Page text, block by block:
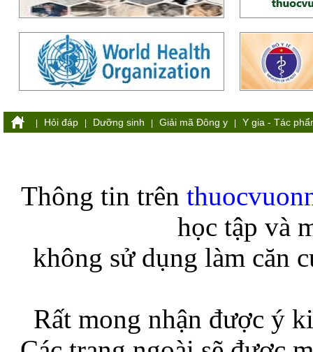
| Hỏi đáp | Dưỡng sinh | Giải mã Đông y | Y gia - Tác
Thông tin trên
học tập và
không sử dụng làm căn
Rất mong nhận được ý